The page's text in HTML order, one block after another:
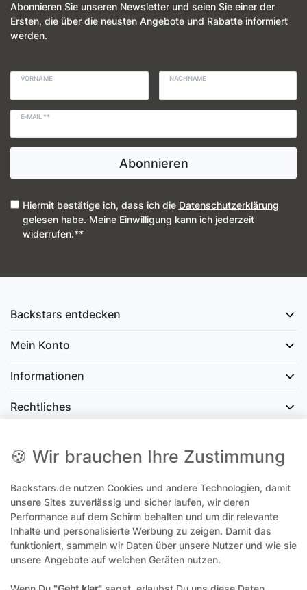
Abonnieren Sie unseren Newsletter und seien Sie einer der
Ersten, die über die neusten Angebote und Rabatte informiert
werden.
VORNAME NACHNAME
E-MAIL **
Abonnieren
Hiermit bestätige ich, dass ich die Daten­schutz­erklärung
gelesen habe. Meine Einwilligung kann ich jederzeit
widerrufen.**
Backstars entdecken
Mein Konto
Informationen
Rechtliches
office@backstars.de
Wir antworten Ihnen schnellstmöglich. An Sonn- und Feiertagen kann
es evtl. zu Verzögerungen kommen.
07306 306239¹
Freitags am besten zwischen 8-12 Uhr
🍪 Wir brauchen Ihre Zustimmung
Backstars.de nutzen Cookies und andere Technologien, damit
unsere Sites zuverlässig und sicher laufen, wir deren
Performance auf dem Schirm behalten und um dir relevante
Inhalte und personalisierte Werbung zu zeigen. Damit das
funktioniert, sammeln wir Daten über unsere Nutzer und wie sie
unsere Angebote auf welchen Geräten nutzen.